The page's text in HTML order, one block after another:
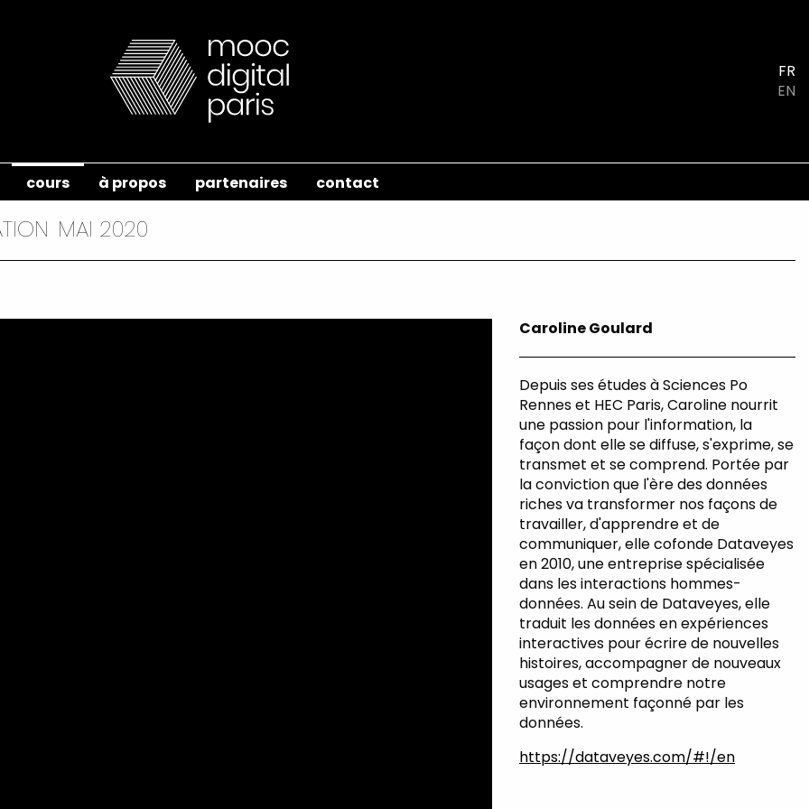
FR
EN
cours à propos partenaires contact
MAI 2020
Caroline Goulard
Depuis ses études à Sciences Po
Rennes et HEC Paris, Caroline nourrit
une passion pour l'information, la
façon dont elle se diffuse, s'exprime, se
transmet et se comprend. Portée par
la conviction que l'ère des données
riches va transformer nos façons de
travailler, d'apprendre et de
communiquer, elle cofonde Dataveyes
en 2010, une entreprise spécialisée
dans les interactions hommes-
données. Au sein de Dataveyes, elle
traduit les données en expériences
interactives pour écrire de nouvelles
histoires, accompagner de nouveaux
usages et comprendre notre
environnement façonné par les
données.
https://dataveyes.com/#!/en